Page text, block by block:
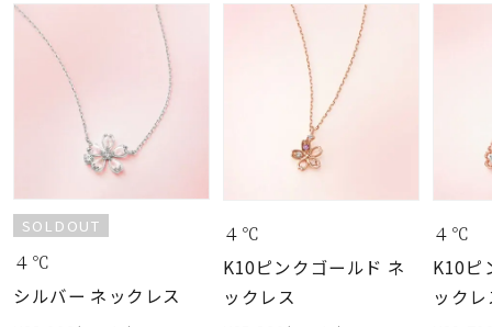
SOLDOUT
４℃
シルバー ネックレス
４℃
K10ピンクゴールド ネ
ックレス
４℃
K10ピ
ック